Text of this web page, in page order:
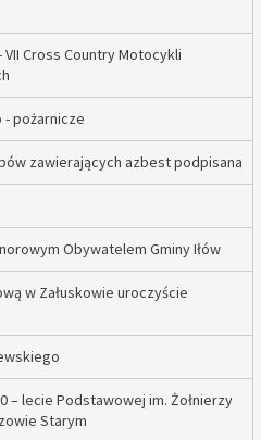
Cross Country Motocykli
pożarnicze
zawierających azbest podpisana
Obywatelem Gminy Iłów
w Załuskowie uroczyście
– lecie Podstawowej im. Żołnierzy
Starym